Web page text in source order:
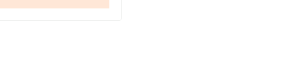
86 puestos a nivel